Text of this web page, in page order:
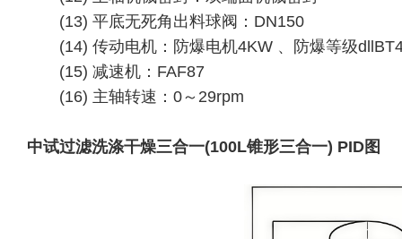
(13) 平底无死角出料球阀：DN150
(14) 传动电机：防爆电机4KW 、防爆等级
(15) 减速机：FAF87
(16) 主轴转速：0～29rpm
中试过滤洗涤干燥三合一(100L锥形三合一) PID图